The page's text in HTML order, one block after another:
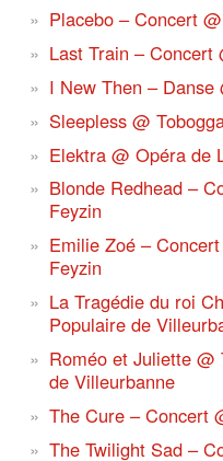
Placebo – Concert
Last Train – Concert
I New Then – Danse
Sleepless @
Elektra @ Opéra de
Blonde Redhead –
Feyzin
Emilie Zoé –
Feyzin
La Tragédie du roi
Populaire de
Roméo et Juliette
de Villeurbanne
The Cure – Concert
The Twilight Sad –